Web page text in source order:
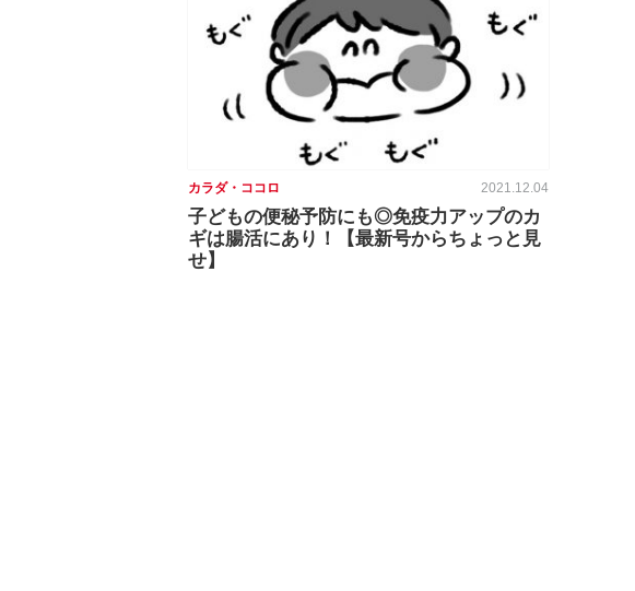
カラダ・ココロ 2021.12.04
子どもの便秘予防にも◎免疫力アップのカ
ギは腸活にあり！【最新号からちょっと見
せ】